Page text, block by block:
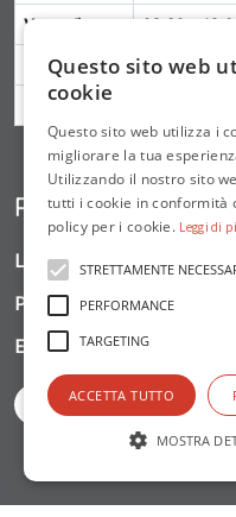
Venerdì 08:30 –
Sabato Chiuso
Domenica
Rola
Location:35 West Dental
Phone: +088 123 654 987
Email: info@rola.com
Questo sito web
cookie
Questo sito web utilizza i
migliorare la tua
Utilizzando il nostro sito
tutti i cookie in conformità
policy per i cookie. Leggi di
STRETTAMENTE
PERFORMANCE
TARGETING
ACCETTA TUTTO
MOSTRA